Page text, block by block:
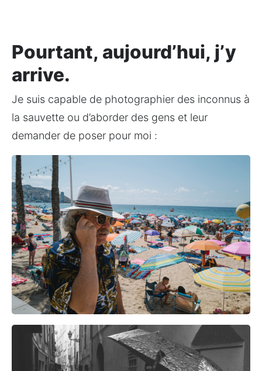
Pourtant, aujourd’hui, j’y
arrive.
Je suis capable de photographier des inconnus à
la sauvette ou d’aborder des gens et leur
demander de poser pour moi :